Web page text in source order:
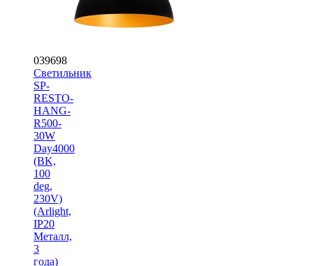
039698
Светильник
SP-
RESTO-
HANG-
R500-
30W
Day4000
(BK,
100
deg,
230V)
(Arlight,
IP20
Металл,
3
года)